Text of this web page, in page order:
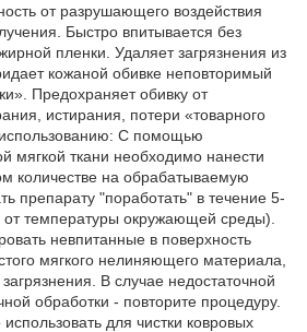
от разрушающего воздействия
Быстро впитывается без
пленки. Удаляет загрязнения из
кожаной обивке неповторимый
Предохраняет обивку от
истирания, потери «товарного
С помощью
мягкой ткани необходимо нанести
количестве на обрабатываемую
препарату "поработать" в течение 5-
от температуры окружающей среды).
невпитанные в поверхность
мягкого нелиняющего материала,
В случае недостаточной
обработки - повторите процедуру.
для чистки ковровых